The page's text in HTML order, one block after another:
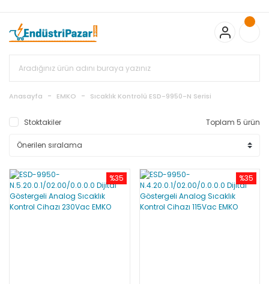
Bayonet J Tip Termokupul Ürünlerinde 50 Adet Alımlarda
Sepette Ekstra %5 İskonto...
50.000,00TL ve Üzeri EMKO Ürünleri
Alışverişlerinizde Sepette %5 EK İNDİRİM...
%15 İskonto... 50.000,00TL ve Üzeri GEMO Ürünleri
Alışverişlerinizde Sepette %3 EK İNDİRİM...
Standart Bayonet J Tip Termokupul Ürünlerinde 100 Adet
Anasayfa EMKO Sıcaklık Kontrolü ESD-9950-N Serisi
Stoktakiler Toplam 5 ürün
%35 %35